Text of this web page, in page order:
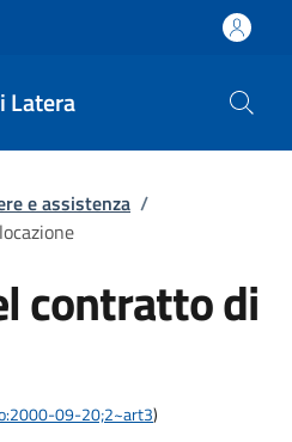
Latera
e assistenza /
contratto di
09-20;2~art3)